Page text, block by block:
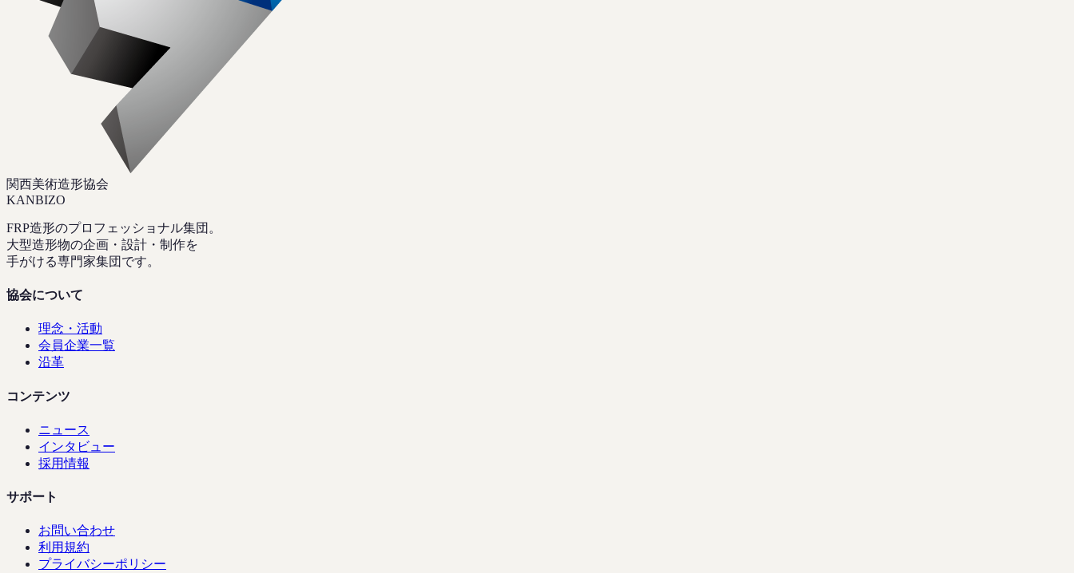
関西美術造形協会
KANBIZO
FRP造形のプロフェッショナル集団。
大型造形物の企画・設計・制作を
手がける専門家集団です。
協会について
理念・活動
会員企業一覧
沿革
コンテンツ
ニュース
インタビュー
採用情報
サポート
お問い合わせ
利用規約
プライバシーポリシー